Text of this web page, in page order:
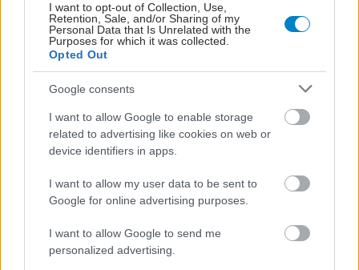
I want to opt-out of Collection, Use,
Retention, Sale, and/or Sharing of my
Personal Data that Is Unrelated with the
Purposes for which it was collected.
Opted Out
Google consents
I want to allow Google to enable storage
related to advertising like cookies on web or
device identifiers in apps.
I want to allow my user data to be sent to
Google for online advertising purposes.
I want to allow Google to send me
personalized advertising.